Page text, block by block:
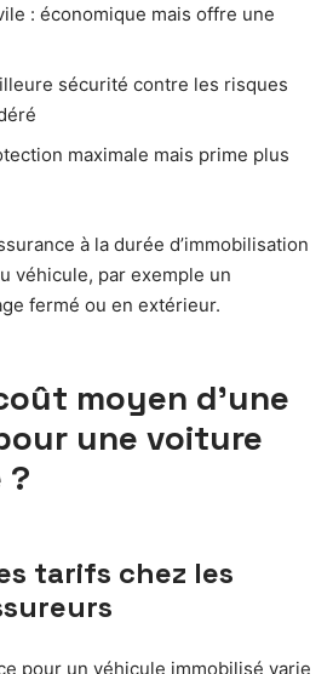
: économique mais offre une
sécurité contre les risques
maximale mais prime plus
à la durée d’immobilisation
véhicule, par exemple un
fermé ou en extérieur.
moyen d’une
une voiture
?
tarifs chez les
pour un véhicule immobilisé varie